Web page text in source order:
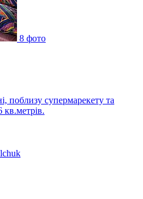
8 фото
поблизу супермарекету та
кв.метрів.